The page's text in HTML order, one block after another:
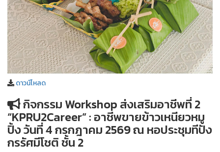
ดาวน์โหลด
กิจกรรม Workshop ส่งเสริมอาชีพที่ 2
“KPRU2Career” : อาชีพขายข้าวเหนียวหมู
ปิ้ง วันที่ 4 กรกฎาคม 2569 ณ หอประชุมทีปัง
กรรัศมีโชติ ชั้น 2